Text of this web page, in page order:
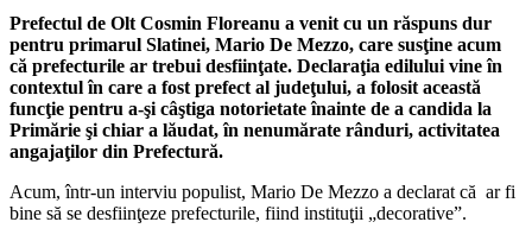
Prefectul de Olt Cosmin Floreanu a venit cu un răspuns dur
pentru primarul Slatinei, Mario De Mezzo, care susţine acum
că prefecturile ar trebui desfiinţate. Declaraţia edilului vine în
contextul în care a fost prefect al judeţului, a folosit această
funcţie pentru a-şi câştiga notorietate înainte de a candida la
Primărie şi chiar a lăudat, în nenumărate rânduri, activitatea
angajaţilor din Prefectură.
Acum, într-un interviu populist, Mario De Mezzo a declarat că ar fi
bine să se desfiinţeze prefecturile, fiind instituţii „decorative”.